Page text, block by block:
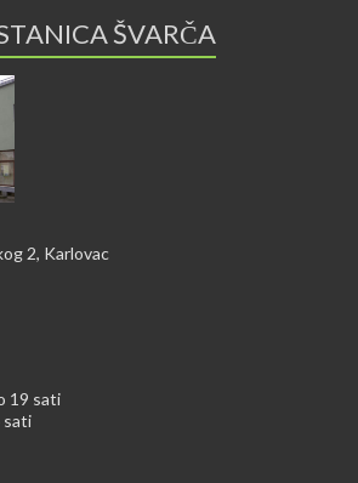
ŠVARČA
2, Karlovac
19 sati
sati